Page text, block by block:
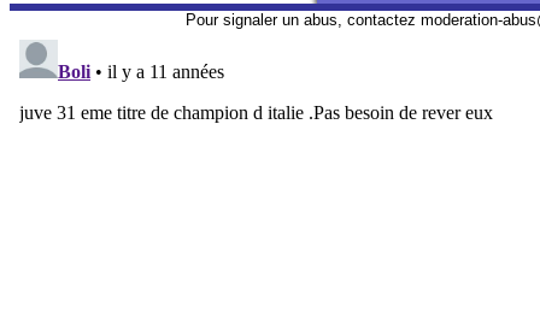
Pour signaler un abus, contactez moderation-